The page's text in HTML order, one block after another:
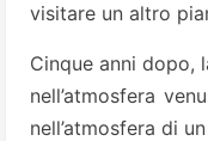
visitare un altro
Cinque anni dopo,
nell’atmosfera
nell’atmosfera di